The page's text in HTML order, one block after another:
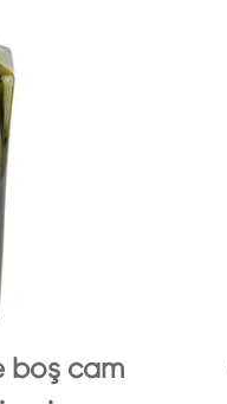
boş cam